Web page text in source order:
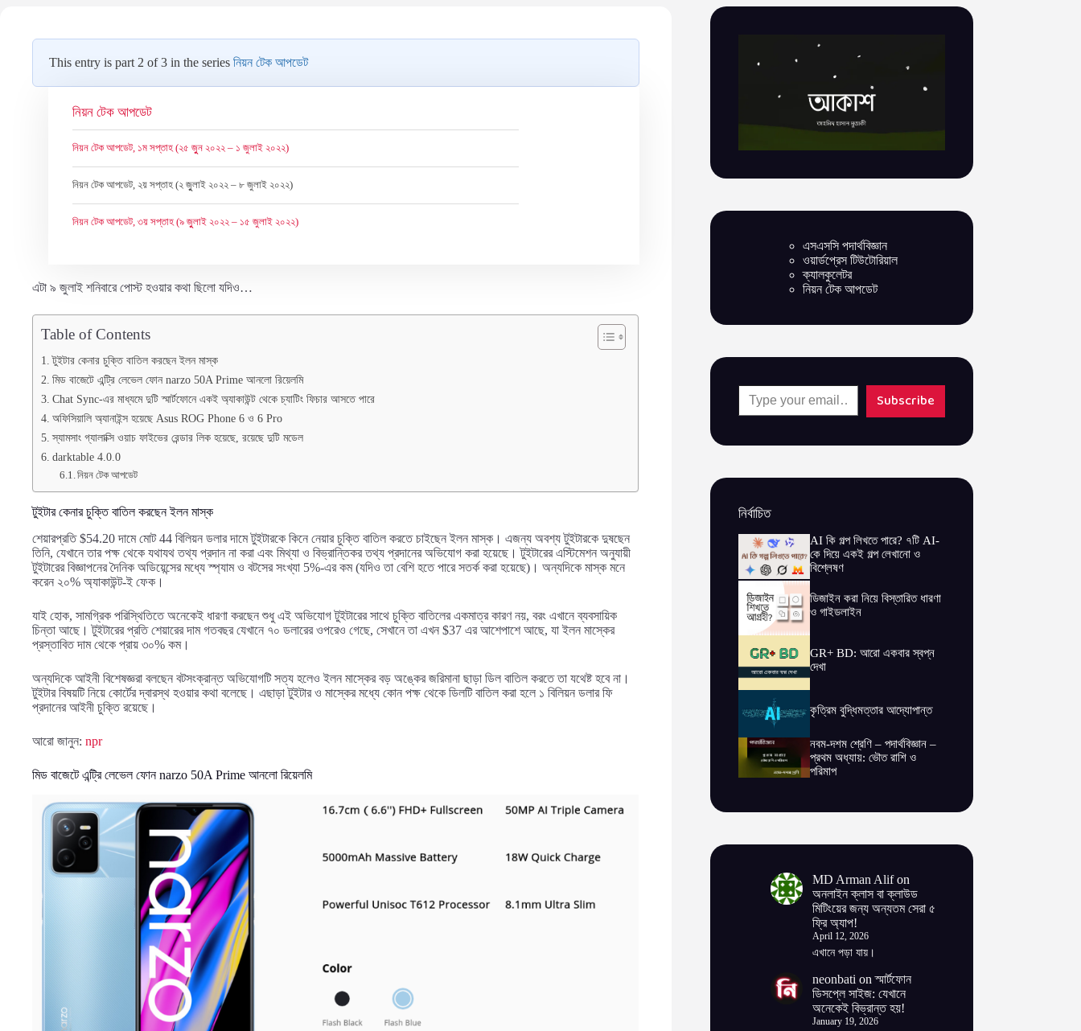
This entry is part 2 of 3 in the series নিয়ন টেক আপডেট
নিয়ন টেক আপডেট
নিয়ন টেক আপডেট, ১ম সপ্তাহ (২৫ জুুন ২০২২ – ১ জুলাই ২০২২)
নিয়ন টেক আপডেট, ২য় সপ্তাহ (২ জুুলাই ২০২২ – ৮ জুলাই ২০২২)
নিয়ন টেক আপডেট, ৩য় সপ্তাহ (৯ জুুলাই ২০২২ – ১৫ জুলাই ২০২২)
এটা ৯ জুলাই শনিবারে পোস্ট হওয়ার কথা ছিলো যদিও…
Table of Contents
টুইটার কেনার চুক্তি বাতিল করছেন ইলন মাস্ক
মিড বাজেটে এন্ট্রি লেভেল ফোন narzo 50A Prime আনলো রিয়েলমি
Chat Sync-এর মাধ্যমে দুটি স্মার্টফোনে একই অ্যাকাউন্ট থেকে চ্যাটিং ফিচার আসতে পারে
অফিসিয়ালি অ্যানাইন্স হয়েছে Asus ROG Phone 6 ও 6 Pro
স্যামসাং গ্যালাক্সি ওয়াচ ফাইভের রেন্ডার লিক হয়েছে, রয়েছে দুটি মডেল
darktable 4.0.0
নিয়ন টেক আপডেট
টুইটার কেনার চুক্তি বাতিল করছেন ইলন মাস্ক
শেয়ারপ্রতি $54.20 দামে মোট 44 বিলিয়ন ডলার দামে টুইটারকে কিনে নেয়ার চুক্তি বাতিল করতে চাইছেন ইলন মাস্ক। এজন্য অবশ্য টুইটারকে দুষছেন
তিনি, যেখানে তার পক্ষ থেকে যথাযথ তথ্য প্রদান না করা এবং মিথ্যা ও বিভ্রান্তিকর তথ্য প্রদানের অভিযোগ করা হয়েছে। টুইটারের এস্টিমেশন অনুযায়ী
টুইটারের বিজ্ঞাপনের দৈনিক অডিয়েন্সের মধ্যে স্প্যাম ও বটসের সংখ্যা 5%-এর কম (যদিও তা বেশি হতে পারে সতর্ক করা হয়েছে)। অন্যদিকে মাস্ক মনে
করেন ২০% অ্যাকাউন্ট-ই ফেক।
যাই হোক, সামগ্রিক পরিস্থিতিতে অনেকেই ধারণা করছেন শুধু এই অভিযোগ টুইটারের সাথে চুক্তি বাতিলের একমাত্র কারণ নয়, বরং এখানে ব্যবসায়িক
চিন্তা আছে। টুইটারের প্রতি শেয়ারের দাম গতবছর যেখানে ৭০ ডলারের ওপরেও গেছে, সেখানে তা এখন $37 এর আশেপাশে আছে, যা ইলন মাস্কের
প্রস্তাবিত দাম থেকে প্রায় ৩০% কম।
অন্যদিকে আইনী বিশেষজ্ঞরা বলছেন বটসংক্রান্ত অভিযোগটি সত্য হলেও ইলন মাস্কের বড় অঙ্কের জরিমানা ছাড়া ডিল বাতিল করতে তা যথেষ্ট হবে না।
টুইটার বিষয়টি নিয়ে কোর্টের দ্বারস্থ হওয়ার কথা বলেছে। এছাড়া টুইটার ও মাস্কের মধ্যে কোন পক্ষ থেকে ডিলটি বাতিল করা হলে ১ বিলিয়ন ডলার ফি
প্রদানের আইনী চুক্তি রয়েছে।
আরো জানুন: npr
মিড বাজেটে এন্ট্রি লেভেল ফোন narzo 50A Prime আনলো রিয়েলমি
এসএসসি পদার্থবিজ্ঞান
ওয়ার্ডপ্রেস টিউটোরিয়াল
ক্যালকুলেটর
নিয়ন টেক আপডেট
Type your email…
Subscribe
নির্বাচিত
AI কি গল্প লিখতে পারে? ৭টি AI-
কে দিয়ে একই গল্প লেখানো ও
বিশ্লেষণ
ডিজাইন করা নিয়ে বিস্তারিত ধারণা
ও গাইডলাইন
GR+ BD: আরো একবার স্বপ্ন
দেখা
কৃত্রিম বুদ্ধিমত্তার আদ্যোপান্ত
নবম-দশম শ্রেণি – পদার্থবিজ্ঞান –
প্রথম অধ্যায়: ভৌত রাশি ও
পরিমাপ
MD Arman Alifon
অনলাইন ক্লাস বা ক্লাউড
মিটিংয়ের জন্য অন্যতম সেরা ৫
ফ্রি অ্যাপ!
April 12, 2026
এখানে পড়া যায়।
neonbati onস্মার্টফোন
ডিসপ্লে সাইজ: যেখানে
অনেকেই বিভ্রান্ত হয়!
January 19, 2026